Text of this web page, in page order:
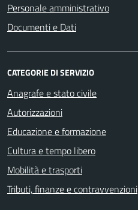
Personale amministrativo
Documenti e Dati
CATEGORIE DI SERVIZIO
Anagrafe e stato civile
Autorizzazioni
Educazione e formazione
Cultura e tempo libero
Mobilità e trasporti
Tributi, finanze e contravvenzioni